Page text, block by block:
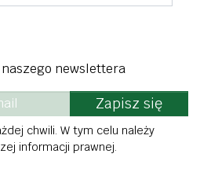
naszego newslettera
Zapisz się
chwili. W tym celu należy
informacji prawnej.